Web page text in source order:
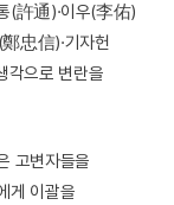
(許通)·이우(李佑)
忠信)·기자헌
각으로 변란을
고변자들을
게 이괄을